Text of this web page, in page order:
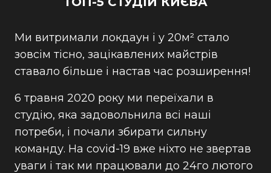
Ми витримали локдаун і у 20м² стало
зовсім тісно, зацікавлених майстрів
ставало більше і настав час розширення!
6 травня 2020 року ми переїхали в
студію, яка задовольнила всі наші
потреби, і почали збирати сильну
команду. На covid-19 вже ніхто не звертав
уваги і так ми працювали до 24го лютого